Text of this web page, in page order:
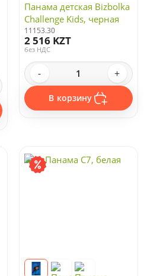
Панама детская Bizbolka
Challenge Kids, черная
11153.30
2 516 KZT
без НДС
- +
В корзину